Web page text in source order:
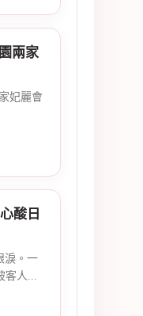
兩家
妃麗會
酸日
淚。一
客人...